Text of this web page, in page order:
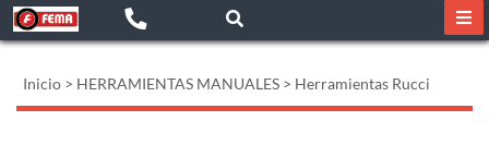
Inicio > HERRAMIENTAS MANUALES > Herramientas Rucci